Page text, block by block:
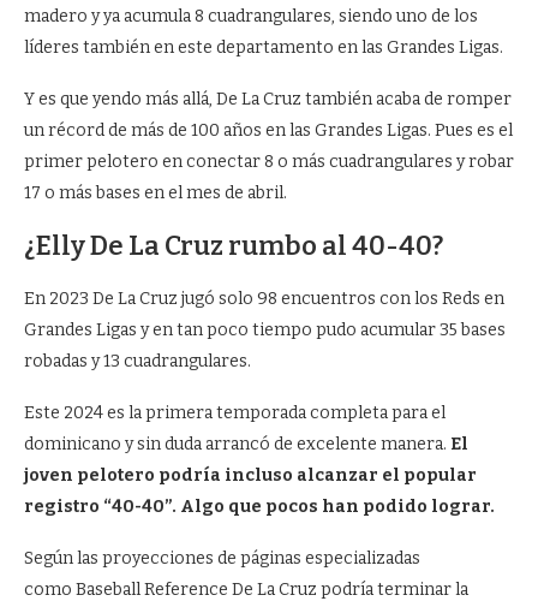
madero y ya acumula 8 cuadrangulares, siendo uno de los
líderes también en este departamento en las Grandes Ligas.
Y es que yendo más allá, De La Cruz también acaba de romper
un récord de más de 100 años en las Grandes Ligas. Pues es el
primer pelotero en conectar 8 o más cuadrangulares y robar
17 o más bases en el mes de abril.
¿Elly De La Cruz rumbo al 40-40?
En 2023 De La Cruz jugó solo 98 encuentros con los Reds en
Grandes Ligas y en tan poco tiempo pudo acumular 35 bases
robadas y 13 cuadrangulares.
Este 2024 es la primera temporada completa para el
dominicano y sin duda arrancó de excelente manera. El
joven pelotero podría incluso alcanzar el popular
registro “40-40”. Algo que pocos han podido lograr.
Según las proyecciones de páginas especializadas
como Baseball Reference De La Cruz podría terminar la